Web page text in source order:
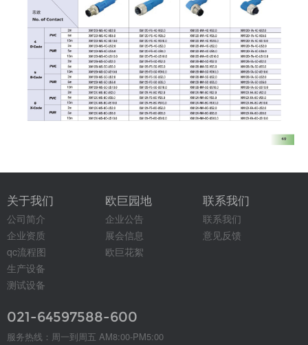
关于我们
公司简介
企业资质
qc流程图
生产设备
测试设备
欧巨园地
企业公告
展会信息
欧巨花絮
联系我们
联系我们
意见反馈
021-64597588-600
服务热线：周一到周五 AM8:00-PM5:00